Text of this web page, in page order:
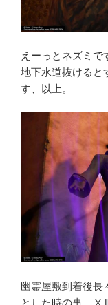
えーっとネズミで
地下水道抜けると
す、以上。
幽霊屋敷到着後長
とした時の事、